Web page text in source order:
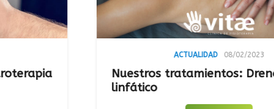
08/02/2023
Nuestros tratamientos: Drenaje